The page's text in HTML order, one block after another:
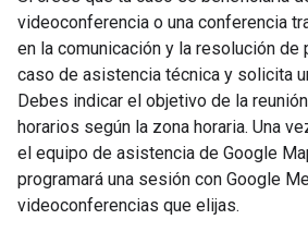
videoconferencia o una conferencia
en la comunicación y la resolución de
caso de asistencia técnica y solicita
Debes indicar el objetivo de la
horarios según la zona horaria. Una
el equipo de asistencia de Google
programará una sesión con Google
videoconferencias que elijas.